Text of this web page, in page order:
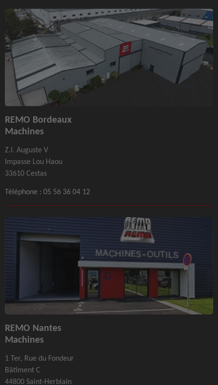
REMO Bordeaux
Machines
Z.I. Auguste V
Impasse Lou Haou
33610 Cestas
Téléphone : 05 56 36 04 12
REMO Nantes
Machines
1 Ter, Rue du Fondeur
Bâtiment C
44800 Saint-Herblain